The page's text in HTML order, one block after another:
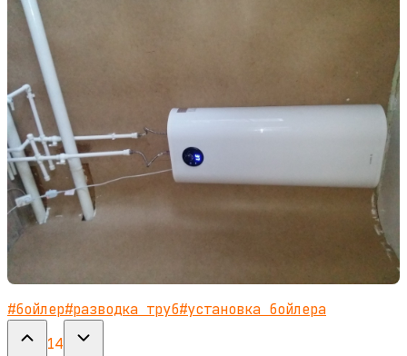
#бойлер#разводка труб#установка бойлера
14